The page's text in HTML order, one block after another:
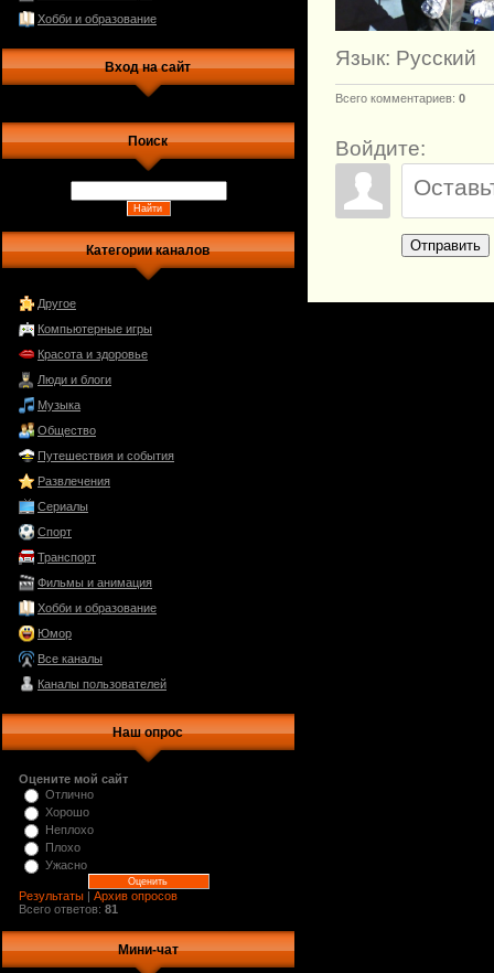
Хобби и образование
Вход на сайт
Поиск
Категории каналов
Другое
Компьютерные игры
Красота и здоровье
Люди и блоги
Музыка
Общество
Путешествия и события
Развлечения
Сериалы
Спорт
Транспорт
Фильмы и анимация
Хобби и образование
Юмор
Все каналы
Каналы пользователей
Наш опрос
Оцените мой сайт
Отлично
Хорошо
Неплохо
Плохо
Ужасно
Результаты | Архив опросов
Всего ответов: 81
Мини-чат
Язык: Русский
Всего комментариев: 0
Войдите:
Отправить